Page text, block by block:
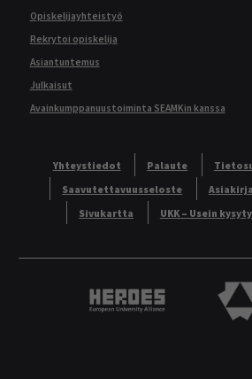
Opiskelijayhteistyö
Rekrytoi opiskelija
Asiantuntemus
Julkaisut
Avainkumppanuustoiminta SEAMKin kanssa
Yhteystiedot Palaute
Saavutettavuusseloste
Sivukartta
UKK – Usein
Heroes European